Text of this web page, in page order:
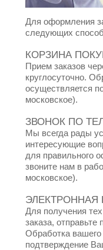
Для оформления
следующих
КОРЗИНА
Прием заказов
круглосуточно.
осуществляется
московское).
ЗВОНОК ПО
Мы всегда рады
интересующие
для правильного
звоните нам в
московское).
ЭЛЕКТРОННАЯ
Для получения
заказа,
Обработка вашего
подтверждение